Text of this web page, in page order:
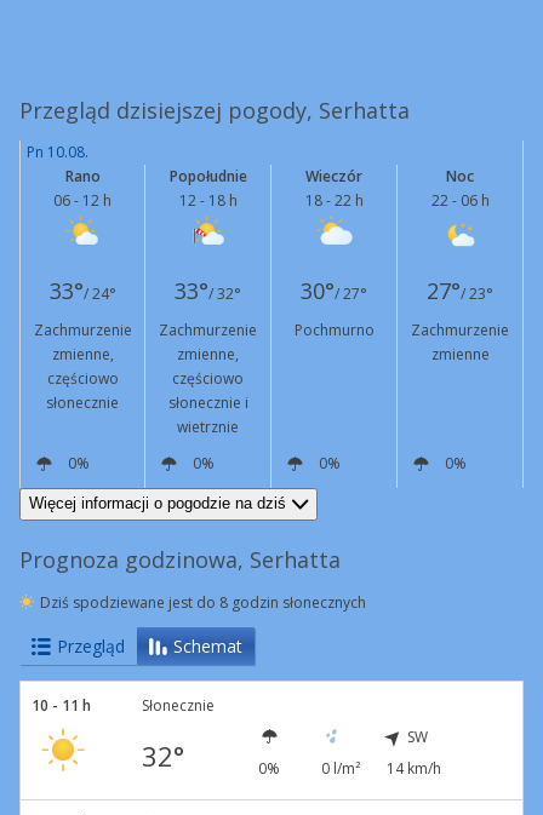
Przegląd dzisiejszej pogody, Serhatta
Pn 10.08.
Rano
06 - 12 h
Popołudnie
12 - 18 h
Wieczór
18 - 22 h
Noc
22 - 06 h
33°/ 24° 33°/ 32° 30°/ 27° 27°/ 23°
Zachmurzenie
zmienne,
częściowo
słonecznie
Zachmurzenie
zmienne,
częściowo
słonecznie i
wietrznie
Pochmurno
Zachmurzenie
zmienne
0% 0% 0%
0%
E
8 km/h SW
19 km/h
Podmuchy
48 km/h
Więcej informacji o pogodzie na dziś
Prognoza godzinowa, Serhatta
Dziś spodziewane jest do 8 godzin słonecznych
Przegląd Schemat
10 - 11 h Słonecznie
32° 0% 0 l/m²
SW
14 km/h